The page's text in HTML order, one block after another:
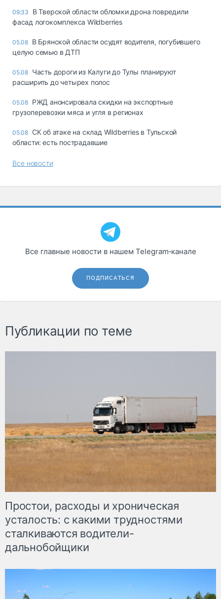
09:33
В Тверской области обломки дрона повредили
фасад логокомплекса Wildberries
05.08 В Брянской области осудят водителя, погубившего
целую семью в ДТП
05.08 Часть дороги из Калуги до Тулы планируют
расширить до четырех полос
05.08 РЖД анонсировала скидки на экспортные
грузоперевозки мяса и угля в регионах
05.08 СК об атаке на склад Wildberries в Тульской
области: есть пострадавшие
Все новости
Все главные новости в нашем Telegram‑канале
ПОДПИСАТЬСЯ
Публикации по теме
Простои, расходы и хроническая
усталость: с какими трудностями
сталкиваются водители-
дальнобойщики